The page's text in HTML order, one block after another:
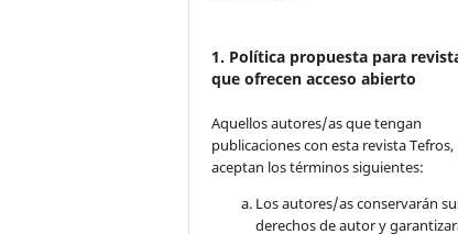
1. Política propuesta para
que ofrecen acceso abierto
Aquellos autores/as que tengan
publicaciones con esta revista Tefros,
aceptan los términos siguientes:
Los autores/as conservarán
derechos de autor y